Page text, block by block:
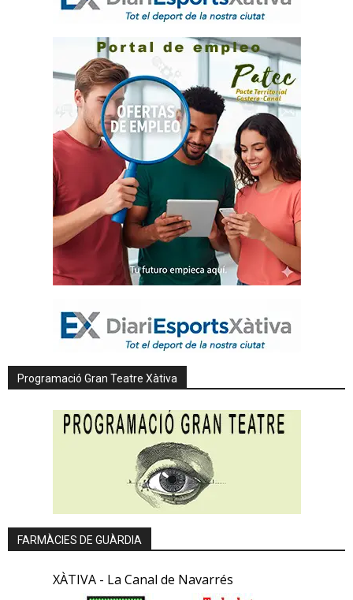
Programació Gran Teatre Xàtiva
FARMÀCIES DE GUÀRDIA
XÀTIVA - La Canal de Navarrés